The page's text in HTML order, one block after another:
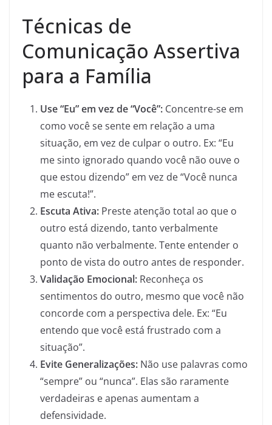
Técnicas de
Comunicação Assertiva
para a Família
Use “Eu” em vez de “Você”: Concentre-se em
como você se sente em relação a uma
situação, em vez de culpar o outro. Ex: “Eu
me sinto ignorado quando você não ouve o
que estou dizendo” em vez de “Você nunca
me escuta!”.
Escuta Ativa: Preste atenção total ao que o
outro está dizendo, tanto verbalmente
quanto não verbalmente. Tente entender o
ponto de vista do outro antes de responder.
Validação Emocional: Reconheça os
sentimentos do outro, mesmo que você não
concorde com a perspectiva dele. Ex: “Eu
entendo que você está frustrado com a
situação”.
Evite Generalizações: Não use palavras como
“sempre” ou “nunca”. Elas são raramente
verdadeiras e apenas aumentam a
defensividade.